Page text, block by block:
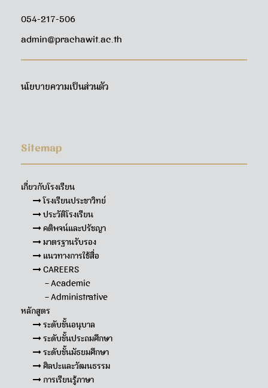
054-217-506
admin@prachawit.ac.th
นโยบายความเป็นส่วนตัว
Sitemap
เกี่ยวกับโรงเรียน
โรงเรียนประชาวิทย์
ประวัติโรงเรียน
คติพจน์และปรัชญา
มาตรฐานรับรอง
แนวทางการใช้สื่อ
CAREERS
– Academic
– Administrative
หลักสูตร
ระดับชั้นอนุบาล
ระดับชั้นประถมศึกษา
ระดับชั้นมัธยมศึกษา
ศิลปะและวัฒนธรรม
การเรียนรู้ภาษา